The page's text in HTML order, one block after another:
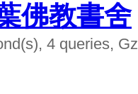
佛教書舍
4 queries,